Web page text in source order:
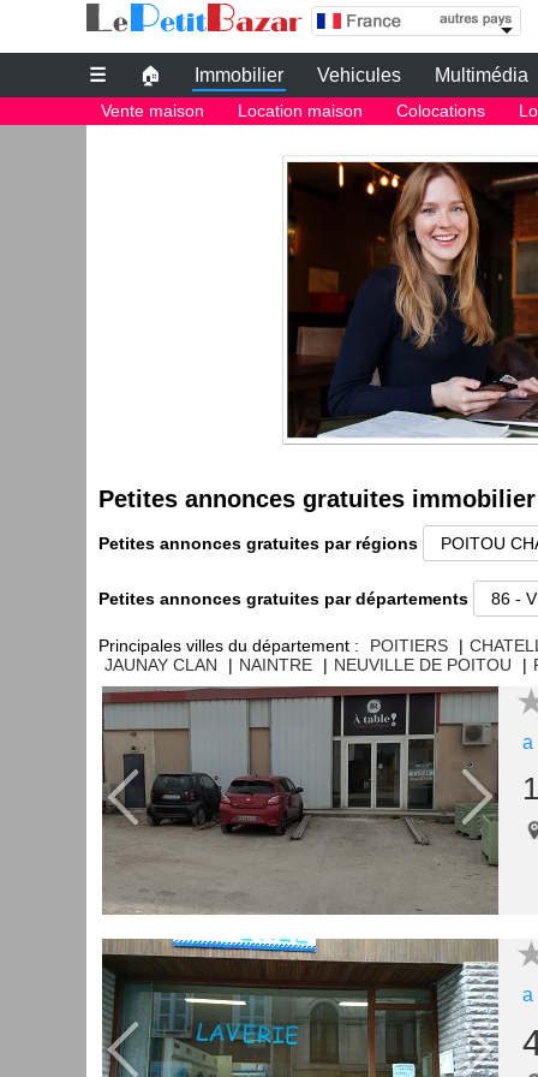
Petites annonces gratuites immobilier vienne
☰ 🏠 Immobilier Vehicules Multimédia
Vente maison Location maison Colocations
Petites annonces gratuites
Petites annonces gratuites
Petites annonces gratuites par régions
Petites annonces gratuites par départements
Principales villes du département : POITIERS |
JAUNAY CLAN
| NAINTRE | NEUVILLE DE POITOU |
a
a